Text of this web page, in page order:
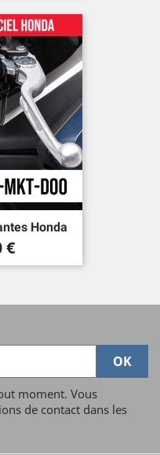
Honda
€
moment. Vous
de contact dans les